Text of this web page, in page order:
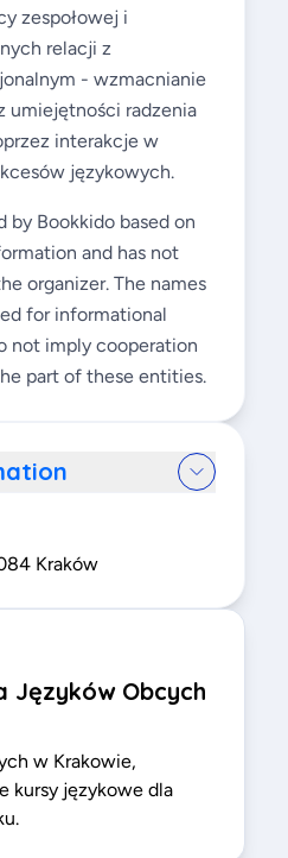
zespołowej i
relacji z
- wzmacnianie
umiejętności radzenia
interakcje w
językowych.
by Bookkido based on
and has not
organizer. The names
for informational
not imply cooperation
part of these entities.
Kraków
Języków Obcych
w Krakowie,
kursy językowe dla